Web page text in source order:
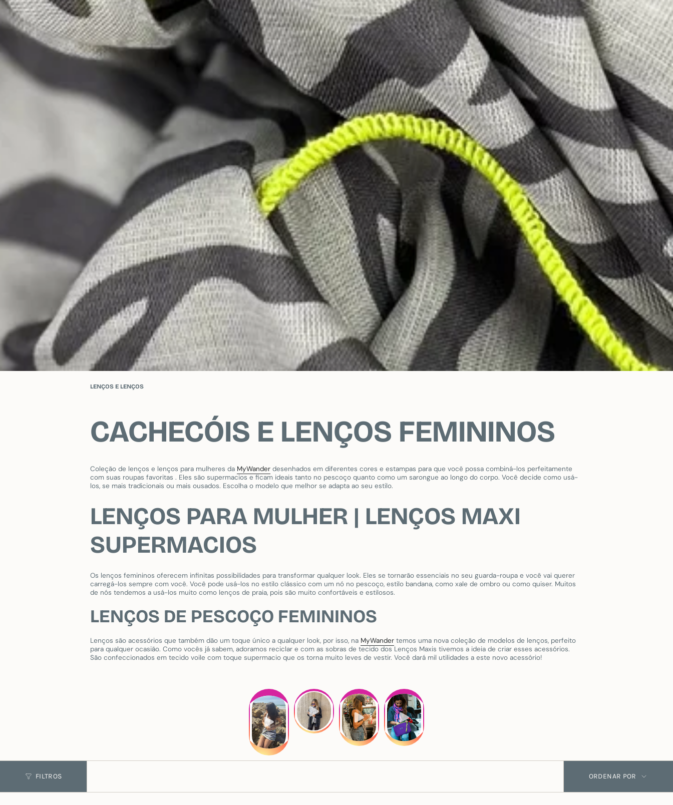
LENÇOS E LENÇOS
CACHECÓIS E LENÇOS FEMININOS
Coleção de lenços e lenços para mulheres da MyWander desenhados em diferentes cores e estampas para que você possa combiná-los perfeitamente
com suas roupas favoritas . Eles são supermacios e ficam ideais tanto no pescoço quanto como um sarongue ao longo do corpo. Você decide como usá-
los, se mais tradicionais ou mais ousados. Escolha o modelo que melhor se adapta ao seu estilo.
LENÇOS PARA MULHER | LENÇOS MAXI
SUPERMACIOS
Os lenços femininos oferecem infinitas possibilidades para transformar qualquer look. Eles se tornarão essenciais no seu guarda-roupa e você vai querer
carregá-los sempre com você. Você pode usá-los no estilo clássico com um nó no pescoço, estilo bandana, como xale de ombro ou como quiser. Muitos
de nós tendemos a usá-los muito como lenços de praia, pois são muito confortáveis ​​e estilosos.
LENÇOS DE PESCOÇO FEMININOS
Lenços são acessórios que também dão um toque único a qualquer look, por isso, na MyWander temos uma nova coleção de modelos de lenços, perfeito
para qualquer ocasião. Como vocês já sabem, adoramos reciclar e com as sobras de tecido dos Lenços Maxis tivemos a ideia de criar esses acessórios.
São confeccionados em tecido voile com toque supermacio que os torna muito leves de vestir. Você dará mil utilidades a este novo acessório!
FILTROS ORDENAR POR